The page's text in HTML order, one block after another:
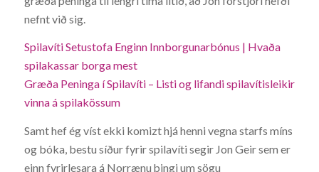
nefnt við sig.
Spilavíti Setustofa Enginn Innborgunarbónus | Hvaða
spilakassar borga mest
Græða Peninga í Spilavíti – Listi og lifandi spilavítisleikir
vinna á spilakössum
Samt hef ég víst ekki komizt hjá henni vegna starfs míns
og bóka, bestu síður fyrir spilavíti segir Jon Geir sem er
einn fyrirlesara á Norrænu þingi um sögu